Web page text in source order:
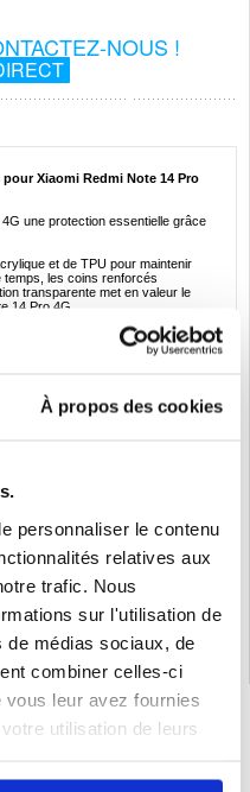
À propos des cookies
personnaliser le contenu
relatives aux
trafic. Nous
sur l'utilisation de
de médias sociaux, de
combiner celles-ci
leur avez fournies
utilisation de leurs
NOUS !
Xiaomi Redmi Note 14 Pro
une protection essentielle grâce
et de TPU pour maintenir
temps, les coins renforcés
transparente met en valeur le
14 Pro 4G.
Redmi Note 14 Pro 4G
un accès facile aux ports
de la poussière
,Coque & Accessoires Xiaomi,